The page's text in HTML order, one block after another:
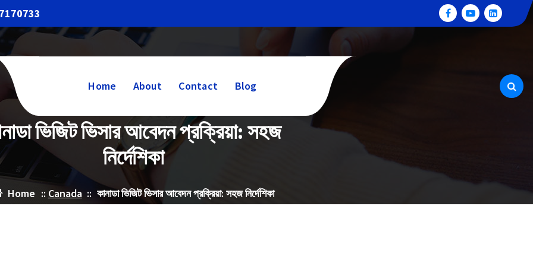
Home About Contact Blog
ভিজিট ভিসার আবেদন প্রক্রিয়া: সহজ
নির্দেশিকা
Home :: Canada:: কানাডা ভিজিট ভিসার আবেদন প্রক্রিয়া: সহজ নির্দেশিকা